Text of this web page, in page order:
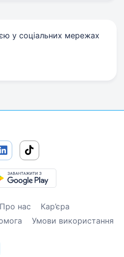
у соціальних мережах
link
Про нас
Кар’єра
Умови використання